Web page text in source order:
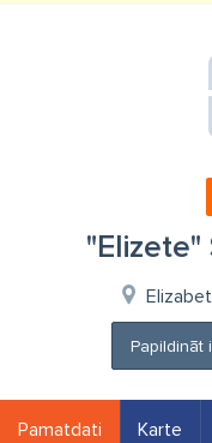
"Elizete"
Papildināt
Pamatdati Karte